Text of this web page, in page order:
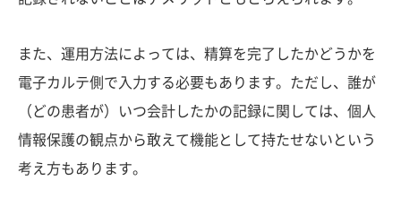
また、運用方法によっては、精算を完了したかどうかを
電子カルテ側で入力する必要もあります。ただし、誰が
（どの患者が）いつ会計したかの記録に関しては、個人
情報保護の観点から敢えて機能として持たせないという
考え方もあります。